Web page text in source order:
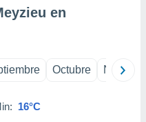
en
Octubre
16°C